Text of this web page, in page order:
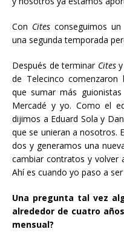
Con Cites conseguimos
una segunda temporada
Después de terminar Citesy
de Telecinco comenzaron
que sumar más
Mercadé y yo. Como el
dijimos a Eduard Sola y
que se unieran a nosotros.
dos y generamos una
cambiar contratos y volver
Ahí es cuando yo paso a ser
Una pregunta tal vez
alrededor de cuatro
mensual?